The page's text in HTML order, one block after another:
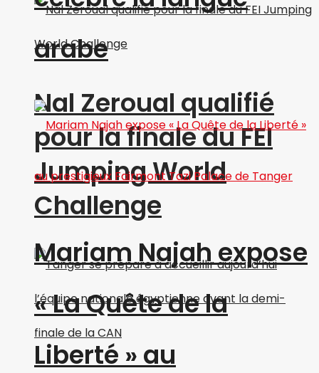
Nal Zeroual qualifié
pour la finale du FEI
Jumping World
Challenge
arabe
Mariam Najah expose
« La Quête de la
Liberté » au